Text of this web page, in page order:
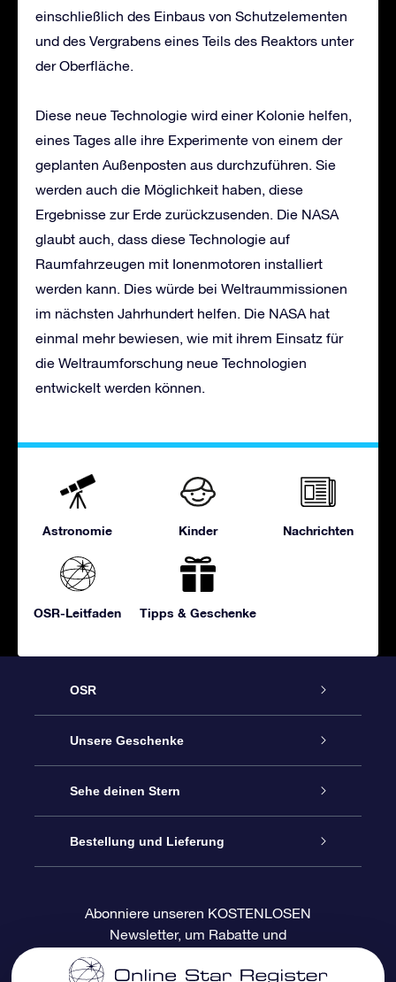
einschließlich des Einbaus von Schutzelementen
und des Vergrabens eines Teils des Reaktors unter
der Oberfläche.
Diese neue Technologie wird einer Kolonie helfen,
eines Tages alle ihre Experimente von einem der
geplanten Außenposten aus durchzuführen. Sie
werden auch die Möglichkeit haben, diese
Ergebnisse zur Erde zurückzusenden. Die NASA
glaubt auch, dass diese Technologie auf
Raumfahrzeugen mit Ionenmotoren installiert
werden kann. Dies würde bei Weltraummissionen
im nächsten Jahrhundert helfen. Die NASA hat
einmal mehr bewiesen, wie mit ihrem Einsatz für
die Weltraumforschung neue Technologien
entwickelt werden können.
Astronomie Kinder Nachrichten
OSR-Leitfaden Tipps & Geschenke
OSR
Service
Kontakt
Blog
Bewertungen
Unsere Geschenke
Sterne schenken
OSR-Geschenkpaket
OSR-Geschenkgutschein
Sehe deinen Stern
Sternregister
Personalisierte Sternseite
Bestellung und Lieferung
Zahlungsinformationen
Abonniere unseren KOSTENLOSEN
Newsletter, um Rabatte und